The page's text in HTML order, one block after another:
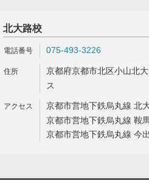
北大路校
075-493-3226
京都府京都市北区小山北
ス
京都市営地下鉄烏丸線 北
京都市営地下鉄烏丸線 鞍
京都市営地下鉄烏丸線 今